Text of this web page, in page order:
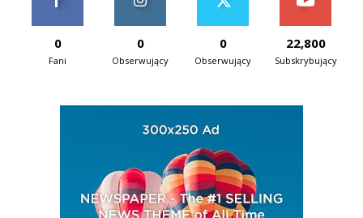
0
Fani
0
Obserwujący
0
Obserwujący
22,800
Subskrybujący